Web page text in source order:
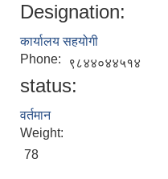
Designation:
कार्यालय सहयोगी
Phone:
९८४४०४४५१४
status:
वर्तमान
Weight:
78